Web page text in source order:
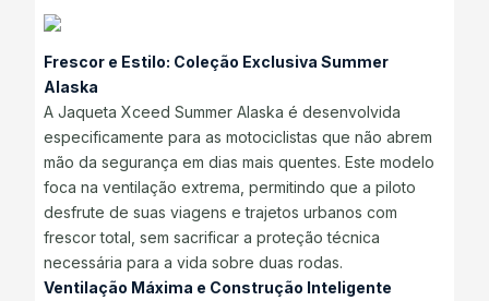
Frescor e Estilo: Coleção Exclusiva Summer
Alaska
A Jaqueta Xceed Summer Alaska é desenvolvida
especificamente para as motociclistas que não abrem
mão da segurança em dias mais quentes. Este modelo
foca na ventilação extrema, permitindo que a piloto
desfrute de suas viagens e trajetos urbanos com
frescor total, sem sacrificar a proteção técnica
necessária para a vida sobre duas rodas.
Ventilação Máxima e Construção Inteligente